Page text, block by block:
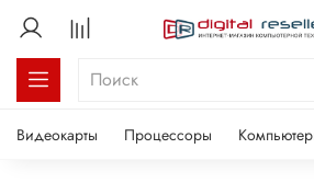
Видеокарты Процессоры